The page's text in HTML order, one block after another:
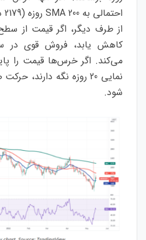
احتمالی به SMA 200 روزه (2179 دلار) باز خواهد کرد.
کاهش یابد، فروش قوی در
می‌کند. اگر خرس‌ها قیمت را
نمایی 20 روزه نگه
شود.